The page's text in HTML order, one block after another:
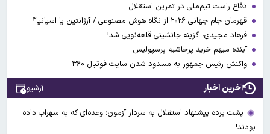
دفاع راست تیم‌ملی در تمرین استقلال
قهرمان جام جهانی ۲۰۲۶ از نگاه هوش مصنوعی / آرژانتین یا اسپانیا؟
فرهاد مجیدی، گزینه جانشینی قلعه‌نویی شد!
آینده مبهم خرید پرحاشیه پرسپولیس
واکنش رئیس جمهور به مسدود شدن سایت فوتبال ۳۶۰
آخرین اخبار آرشیو
پشت پرده پیشنهاد استقلال به سردار آزمون؛ وعده‌ای که به سهراب داده
بودند!